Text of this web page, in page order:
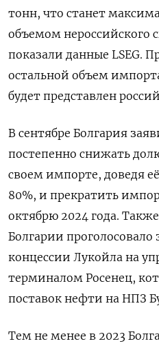
тонн, что станет
объемом нероссийского
показали данные LSEG.
остальной объем
будет представлен
В сентябре Болгария
постепенно снижать
своем импорте, доведя
80%, и прекратить
октябрю 2024 года.
Болгарии проголосовало
концессии Лукойла на
терминалом Росенец,
поставок нефти на НПЗ
Тем не менее в 2023